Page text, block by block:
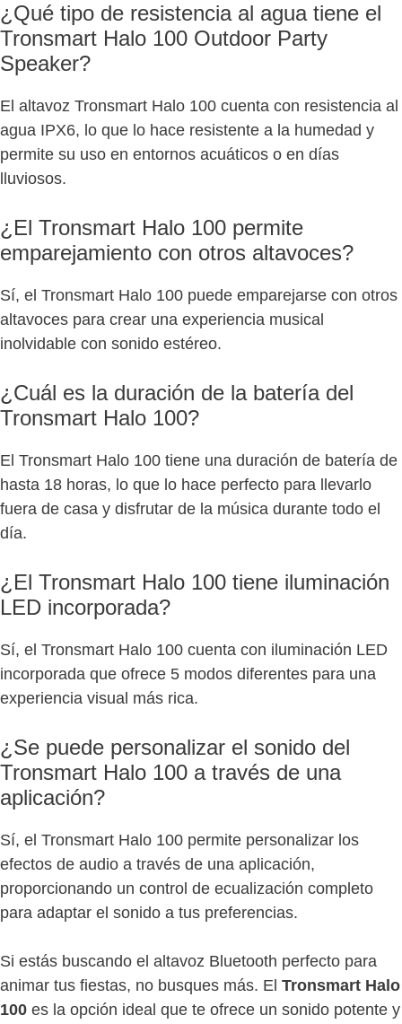
¿Qué tipo de resistencia al agua tiene el
Tronsmart Halo 100 Outdoor Party
Speaker?
El altavoz Tronsmart Halo 100 cuenta con resistencia al
agua IPX6, lo que lo hace resistente a la humedad y
permite su uso en entornos acuáticos o en días
lluviosos.
¿El Tronsmart Halo 100 permite
emparejamiento con otros altavoces?
Sí, el Tronsmart Halo 100 puede emparejarse con otros
altavoces para crear una experiencia musical
inolvidable con sonido estéreo.
¿Cuál es la duración de la batería del
Tronsmart Halo 100?
El Tronsmart Halo 100 tiene una duración de batería de
hasta 18 horas, lo que lo hace perfecto para llevarlo
fuera de casa y disfrutar de la música durante todo el
día.
¿El Tronsmart Halo 100 tiene iluminación
LED incorporada?
Sí, el Tronsmart Halo 100 cuenta con iluminación LED
incorporada que ofrece 5 modos diferentes para una
experiencia visual más rica.
¿Se puede personalizar el sonido del
Tronsmart Halo 100 a través de una
aplicación?
Sí, el Tronsmart Halo 100 permite personalizar los
efectos de audio a través de una aplicación,
proporcionando un control de ecualización completo
para adaptar el sonido a tus preferencias.
Si estás buscando el altavoz Bluetooth perfecto para
animar tus fiestas, no busques más. El Tronsmart Halo
100 es la opción ideal que te ofrece un sonido potente y